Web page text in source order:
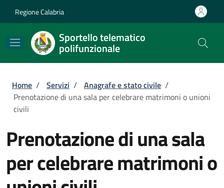
Regione Calabria
Sportello telematico
polifunzionale
Briciole di pane
Home / Servizi / Anagrafe e stato civile /
Prenotazione di una sala per celebrare matrimoni o unioni
civili
Prenotazione di una sala
per celebrare matrimoni o